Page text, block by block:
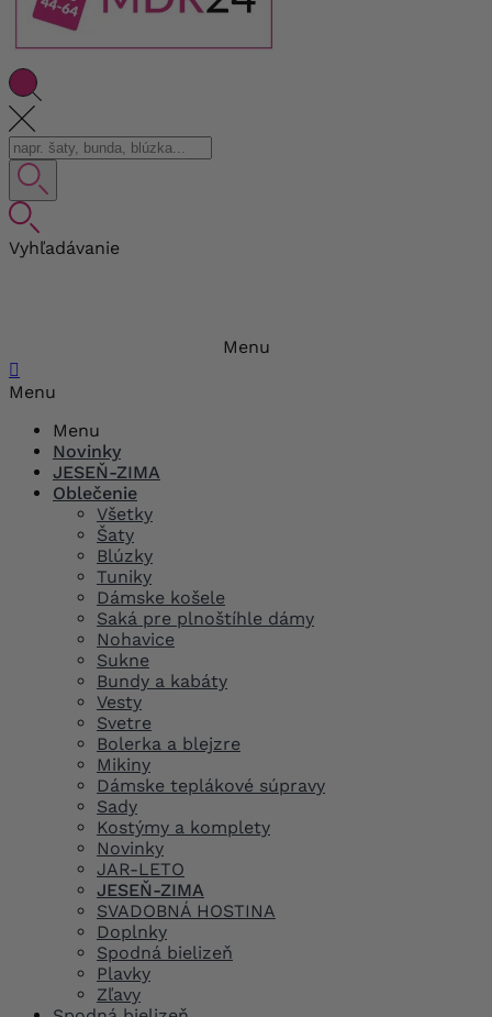
Vyhľadávanie
Menu

Menu
Menu
Novinky
JESEŇ-ZIMA
Oblečenie
Všetky
Šaty
Blúzky
Tuniky
Dámske košele
Saká pre plnoštíhle dámy
Nohavice
Sukne
Bundy a kabáty
Vesty
Svetre
Bolerka a blejzre
Mikiny
Dámske teplákové súpravy
Sady
Kostýmy a komplety
Novinky
JAR-LETO
JESEŇ-ZIMA
SVADOBNÁ HOSTINA
Doplnky
Spodná bielizeň
Plavky
Zľavy